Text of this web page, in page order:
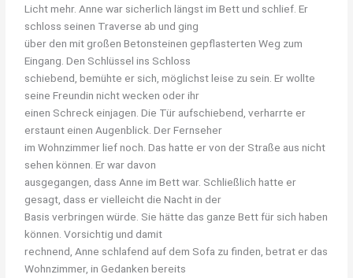
Licht mehr. Anne war sicherlich längst im Bett und schlief. Er
schloss seinen Traverse ab und ging
über den mit großen Betonsteinen gepflasterten Weg zum
Eingang. Den Schlüssel ins Schloss
schiebend, bemühte er sich, möglichst leise zu sein. Er wollte
seine Freundin nicht wecken oder ihr
einen Schreck einjagen. Die Tür aufschiebend, verharrte er
erstaunt einen Augenblick. Der Fernseher
im Wohnzimmer lief noch. Das hatte er von der Straße aus nicht
sehen können. Er war davon
ausgegangen, dass Anne im Bett war. Schließlich hatte er
gesagt, dass er vielleicht die Nacht in der
Basis verbringen würde. Sie hätte das ganze Bett für sich haben
können. Vorsichtig und damit
rechnend, Anne schlafend auf dem Sofa zu finden, betrat er das
Wohnzimmer, in Gedanken bereits